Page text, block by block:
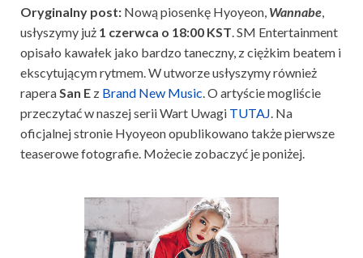
Oryginalny post: Nową piosenkę Hyoyeon, Wannabe,
usłyszymy już 1 czerwca o 18:00 KST. SM Entertainment
opisało kawałek jako bardzo taneczny, z ciężkim beatem i
ekscytującym rytmem. W utworze usłyszymy również
raperaSan E z Brand New Music. O artyście mogliście
przeczytać w naszej serii Wart Uwagi TUTAJ. Na
oficjalnej stronie Hyoyeon opublikowano także pierwsze
teaserowe fotografie. Możecie zobaczyć je poniżej.